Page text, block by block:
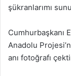
şükranlarımı
Cumhurbaşkanı
Anadolu
anı fotoğrafı